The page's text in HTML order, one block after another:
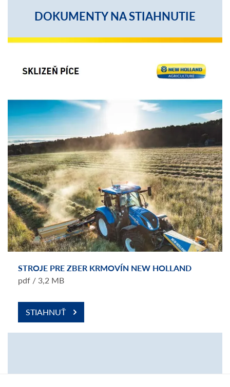
DOKUMENTY NA STIAHNUTIE
STROJE PRE ZBER KRMOVÍN NEW HOLLAND
pdf / 3,2 MB
STIAHNUŤ